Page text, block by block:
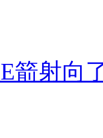
箭射向